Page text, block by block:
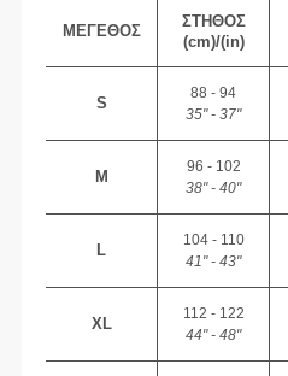
ΜΈΓΕΘΟΣ
ΣΤΉΘΟΣ
(cm)/(in)
S
88 - 94
35" - 37"
M
96 - 102
38" - 40"
L
104 - 110
41" - 43"
XL
112 - 122
44" - 48"